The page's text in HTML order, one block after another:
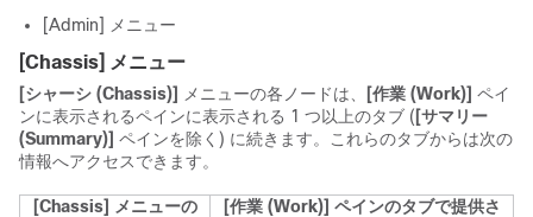
[Admin]
メニュー
[Chassis] メニュー
[シャーシ (Chassis)] メニューの各ノードは、 [作業 (Work)] ペイ
ンに表示されるペインに表示される 1 つ以上のタブ ([サマリー
(Summary)] ペインを除く) に続きます。これらのタブからは次の
情報へアクセスできます。
[Chassis]
メニューの
[作業 (Work)] ペインのタブで提供さ